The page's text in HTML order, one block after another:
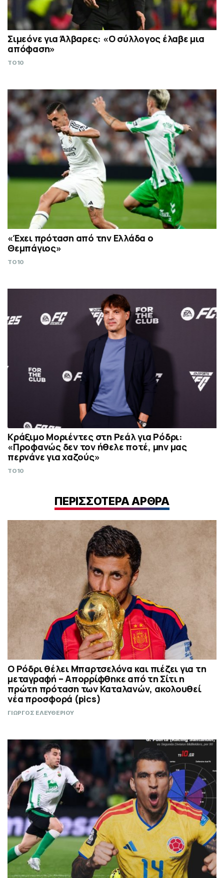
Σιμεόνε για Άλβαρες: «Ο σύλλογος έλαβε μια
απόφαση»
TO10
«Έχει πρόταση από την Ελλάδα ο
Θεμπάγιος»
TO10
Κράξιμο Μοριέντες στη Ρεάλ για Ρόδρι:
«Προφανώς δεν τον ήθελε ποτέ, μην μας
περνάνε για χαζούς»
TO10
ΠΕΡΙΣΣΟΤΕΡΑ ΑΡΘΡΑ
Ο Ρόδρι θέλει Μπαρτσελόνα και πιέζει για τη
μεταγραφή – Απορρίφθηκε από τη Σίτι η
πρώτη πρόταση των Καταλανών, ακολουθεί
νέα προσφορά (pics)
ΓΙΩΡΓΟΣ ΕΛΕΥΘΕΡΙΟΥ